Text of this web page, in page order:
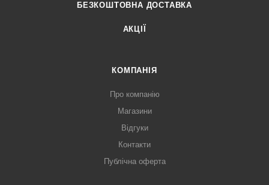
БЕЗКОШТОВНА ДОСТАВКА
АКЦІЇ
КОМПАНІЯ
Про компанію
Магазини
Відгуки
Контакти
Публічна оферта